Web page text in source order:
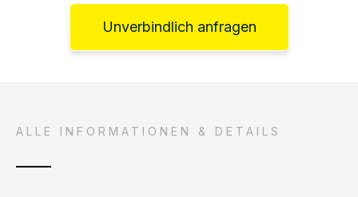
Unverbindlich anfragen
ALLE INFORMATIONEN & DETAILS